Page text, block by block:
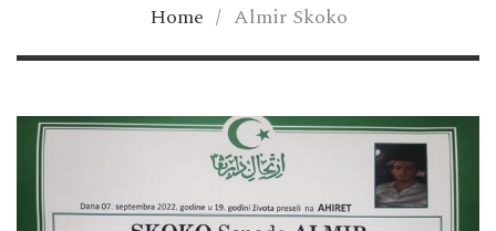
Home / Almir Skoko